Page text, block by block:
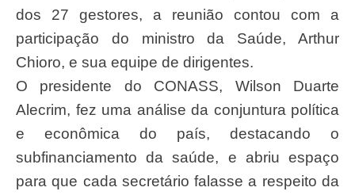
dos 27 gestores, a reunião contou com a
participação do ministro da Saúde, Arthur
Chioro, e sua equipe de dirigentes.
O presidente do CONASS, Wilson Duarte
Alecrim, fez uma análise da conjuntura política
e econômica do país, destacando o
subfinanciamento da saúde, e abriu espaço
para que cada secretário falasse a respeito da